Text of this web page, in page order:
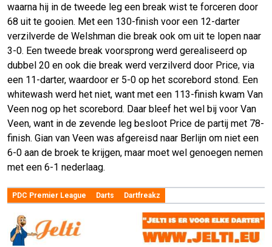
waarna hij in de tweede leg een break wist te forceren door
68 uit te gooien. Met een 130-finish voor een 12-darter
verzilverde de Welshman die break ook om uit te lopen naar
3-0. Een tweede break voorsprong werd gerealiseerd op
dubbel 20 en ook die break werd verzilverd door Price, via
een 11-darter, waardoor er 5-0 op het scorebord stond. Een
whitewash werd het niet, want met een 113-finish kwam Van
Veen nog op het scorebord. Daar bleef het wel bij voor Van
Veen, want in de zevende leg besloot Price de partij met 78-
finish. Gian van Veen was afgereisd naar Berlijn om niet een
6-0 aan de broek te krijgen, maar moet wel genoegen nemen
met een 6-1 nederlaag.
PDC Premier League Darts Dartfreakz